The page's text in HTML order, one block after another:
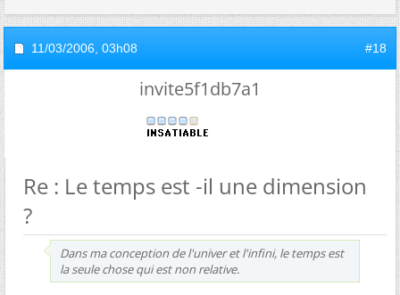
11/03/2006, 03h08 #18
invite5f1db7a1
Re : Le temps est -il une dimension
?
Dans ma conception de l'univer et l'infini, le temps est
la seule chose qui est non relative.